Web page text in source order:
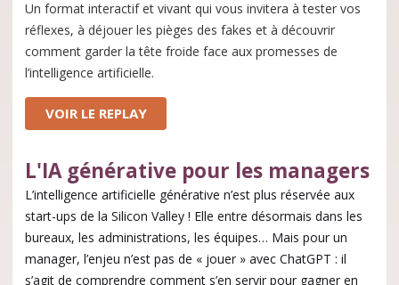
Un format interactif et vivant qui vous invitera à tester vos
réflexes, à déjouer les pièges des fakes et à découvrir
comment garder la tête froide face aux promesses de
l’intelligence artificielle.
VOIR LE REPLAY
L'IA générative pour les managers
L’intelligence artificielle générative n’est plus réservée aux
start-ups de la Silicon Valley ! Elle entre désormais dans les
bureaux, les administrations, les équipes… Mais pour un
manager, l’enjeu n’est pas de « jouer » avec ChatGPT : il
s’agit de comprendre comment s’en servir pour gagner en